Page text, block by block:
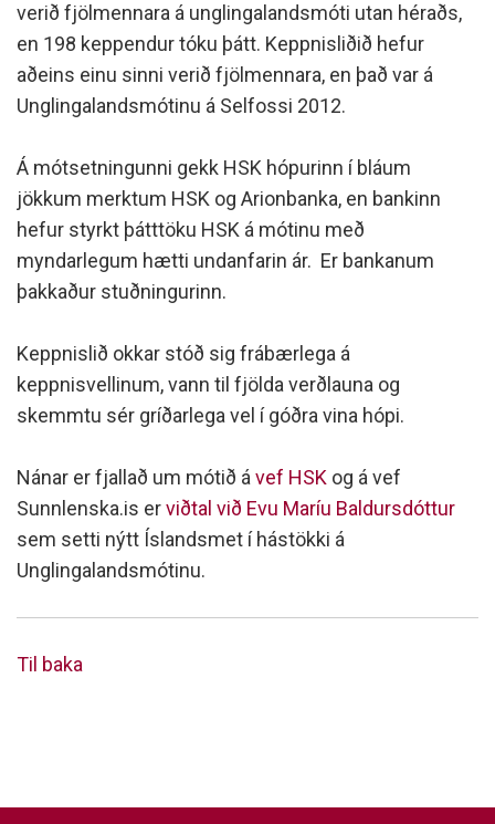
verið fjölmennara á unglingalandsmóti utan héraðs,
en 198 keppendur tóku þátt. Keppnisliðið hefur
aðeins einu sinni verið fjölmennara, en það var á
Unglingalandsmótinu á Selfossi 2012.
Á mótsetningunni gekk HSK hópurinn í bláum
jökkum merktum HSK og Arionbanka, en bankinn
hefur styrkt þátttöku HSK á mótinu með
myndarlegum hætti undanfarin ár. Er bankanum
þakkaður stuðningurinn.
Keppnislið okkar stóð sig frábærlega á
keppnisvellinum, vann til fjölda verðlauna og
skemmtu sér gríðarlega vel í góðra vina hópi.
Nánar er fjallað um mótið á vef HSK og á vef
Sunnlenska.is erviðtal við Evu Maríu Baldursdóttur
sem setti nýtt Íslandsmet í hástökki á
Unglingalandsmótinu.
Til baka